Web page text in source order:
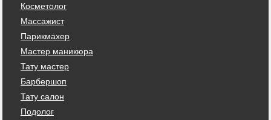
Косметолог
Массажист
Парикмахер
Мастер маникюра
Тату мастер
Барбершоп
Тату салон
Подолог